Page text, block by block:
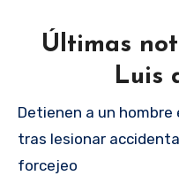
Últimas
Luis
Detienen a un hombre
tras lesionar
forcejeo